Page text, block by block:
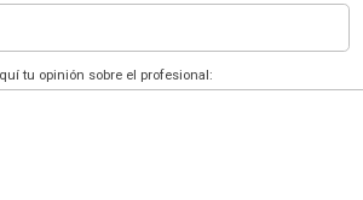
tu opinión sobre el profesional: